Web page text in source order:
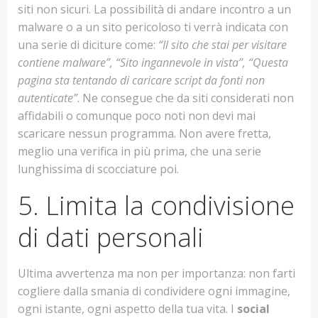
siti non sicuri. La possibilità di andare incontro a un
malware o a un sito pericoloso ti verrà indicata con
una serie di diciture come: “Il sito che stai per visitare
contiene malware”, “Sito ingannevole in vista”, “Questa
pagina sta tentando di caricare script da fonti non
autenticate”. Ne consegue che da siti considerati non
affidabili o comunque poco noti non devi mai
scaricare nessun programma. Non avere fretta,
meglio una verifica in più prima, che una serie
lunghissima di scocciature poi.
5. Limita la condivisione
di dati personali
Ultima avvertenza ma non per importanza: non farti
cogliere dalla smania di condividere ogni immagine,
ogni istante, ogni aspetto della tua vita. I social